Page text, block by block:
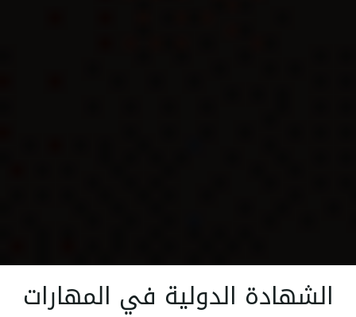
الشهادة الدولية في المهارات